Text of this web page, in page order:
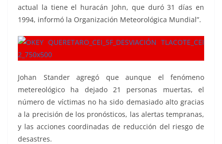
actual la tiene el huracán John, que duró 31 días en
1994, informó la Organización Meteorológica Mundial”.
Johan Stander agregó que aunque el fenómeno
metereológico ha dejado 21 personas muertas, el
número de víctimas no ha sido demasiado alto gracias
a la precisión de los pronósticos, las alertas tempranas,
y las acciones coordinadas de reducción del riesgo de
desastres.